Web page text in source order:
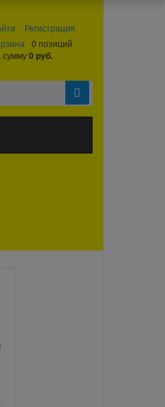
Регистрация
0 позиций
сумму0 руб.